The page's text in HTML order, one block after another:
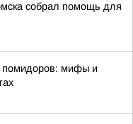
собрал помощь для
помидоров: мифы и